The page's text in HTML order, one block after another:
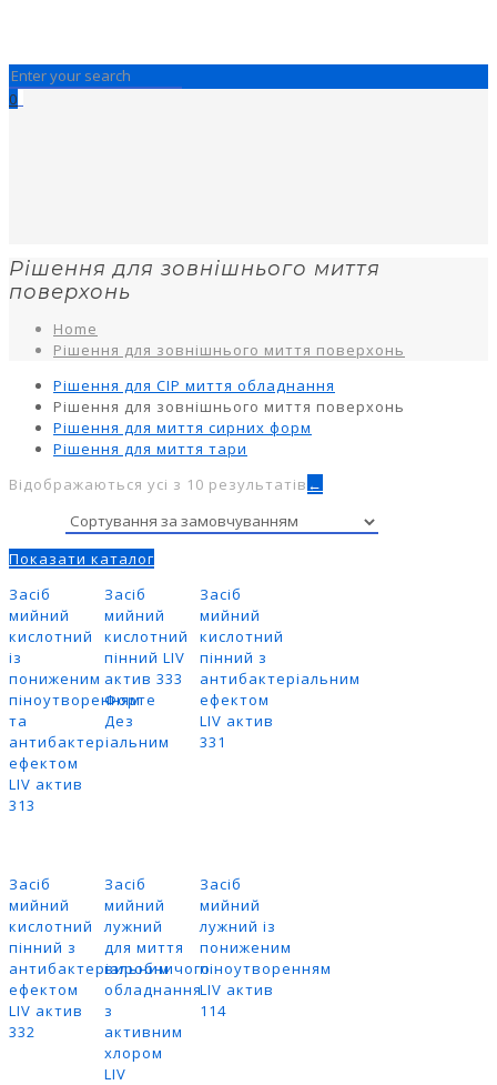
0
Рішення для зовнішнього миття
поверхонь
Home
Рішення для зовнішнього миття поверхонь
Рішення для CIP миття обладнання
Рішення для зовнішнього миття поверхонь
Рішення для миття сирних форм
Рішення для миття тари
Відображаються усі з 10 результатів ←
Показати каталог
Засіб
мийний
кислотний
із
пониженим
піноутворенням
та
антибактеріальним
ефектом
LIV актив
313
Засіб
мийний
кислотний
пінний LIV
актив 333
Форте
Дез
Засіб
мийний
кислотний
пінний з
антибактеріальним
ефектом
LIV актив
331
Засіб
мийний
кислотний
пінний з
антибактеріальним
ефектом
LIV актив
332
Засіб
мийний
лужний
для миття
виробничого
обладнання
з
активним
хлором
LIV
Засіб
мийний
лужний із
пониженим
піноутворенням
LIV актив
114